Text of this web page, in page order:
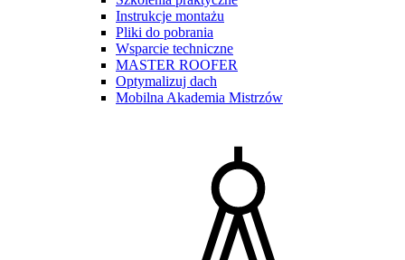
Instrukcje montażu
Pliki do pobrania
Wsparcie techniczne
MASTER ROOFER
Optymalizuj dach
Mobilna Akademia Mistrzów